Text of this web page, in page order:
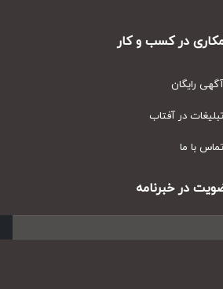
در کسب و کار
رایگان
در آفتاب
با ما
در خبرنامه